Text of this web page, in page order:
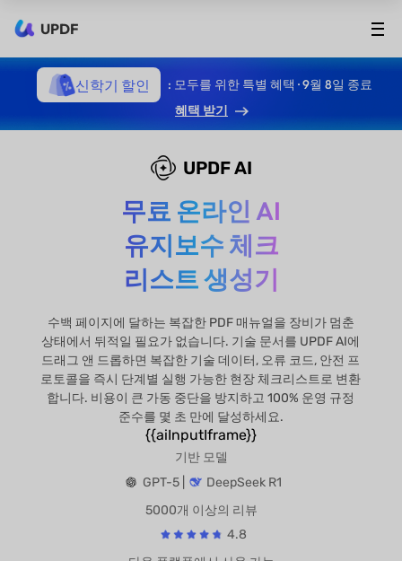
UPDF
신학기 할인
: 모두를 위한 특별 혜택 · 9월 8일 종료
혜택 받기
UPDF AI
무료 온라인 AI
유지보수 체크
리스트 생성기
수백 페이지에 달하는 복잡한 PDF 매뉴얼을 장비가 멈춘
상태에서 뒤적일 필요가 없습니다. 기술 문서를 UPDF AI에
드래그 앤 드롭하면 복잡한 기술 데이터, 오류 코드, 안전 프
로토콜을 즉시 단계별 실행 가능한 현장 체크리스트로 변환
합니다. 비용이 큰 가동 중단을 방지하고 100% 운영 규정
준수를 몇 초 만에 달성하세요.
{{aiInputIframe}}
기반 모델